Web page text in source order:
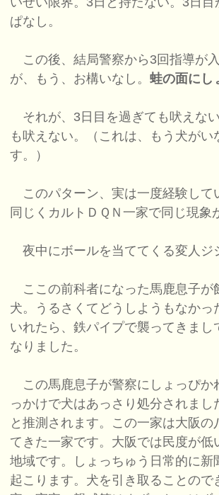
ぱなし。
この後、結局警察から3回指導が
が、もう、お構いなし。蛙の面にし
それが、3日目を過ぎても吠えな
も吠えない。（これは、もう犬がい
す。）
このパターン、実は一度経験して
同じくカルトＤＱＮ一家で同じ現象
夜中にボールを当ててくる変人ジ
ここの前科者になった馬鹿息子が
犬。うるさくてどうしようもなかっ
いれたら、鉄パイプで襲ってきまし
なりました。
この馬鹿息子が警察にしょっぴか
っかけで犬はあっさり処分されまし
と推測されます。この一家は大阪の
てきた一家です。大阪では民度が低
地域です。しょっちゅう日常的に新
起こります。犬を引き取ることので